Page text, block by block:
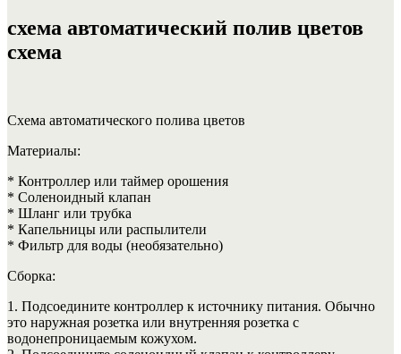
схема автоматический полив цветов
схема
Схема автоматического полива цветов
Материалы:
* Контроллер или таймер орошения
* Соленоидный клапан
* Шланг или трубка
* Капельницы или распылители
* Фильтр для воды (необязательно)
Сборка:
1. Подсоедините контроллер к источнику питания. Обычно
это наружная розетка или внутренняя розетка с
водонепроницаемым кожухом.